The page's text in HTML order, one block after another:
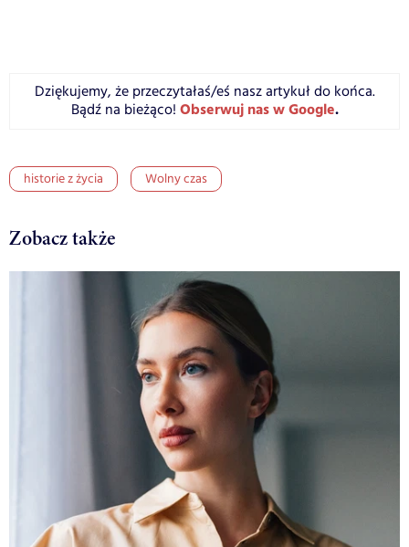
Dziękujemy, że przeczytałaś/eś nasz artykuł do końca.
Bądź na bieżąco! Obserwuj nas w Google.
historie z życia Wolny czas
Zobacz także